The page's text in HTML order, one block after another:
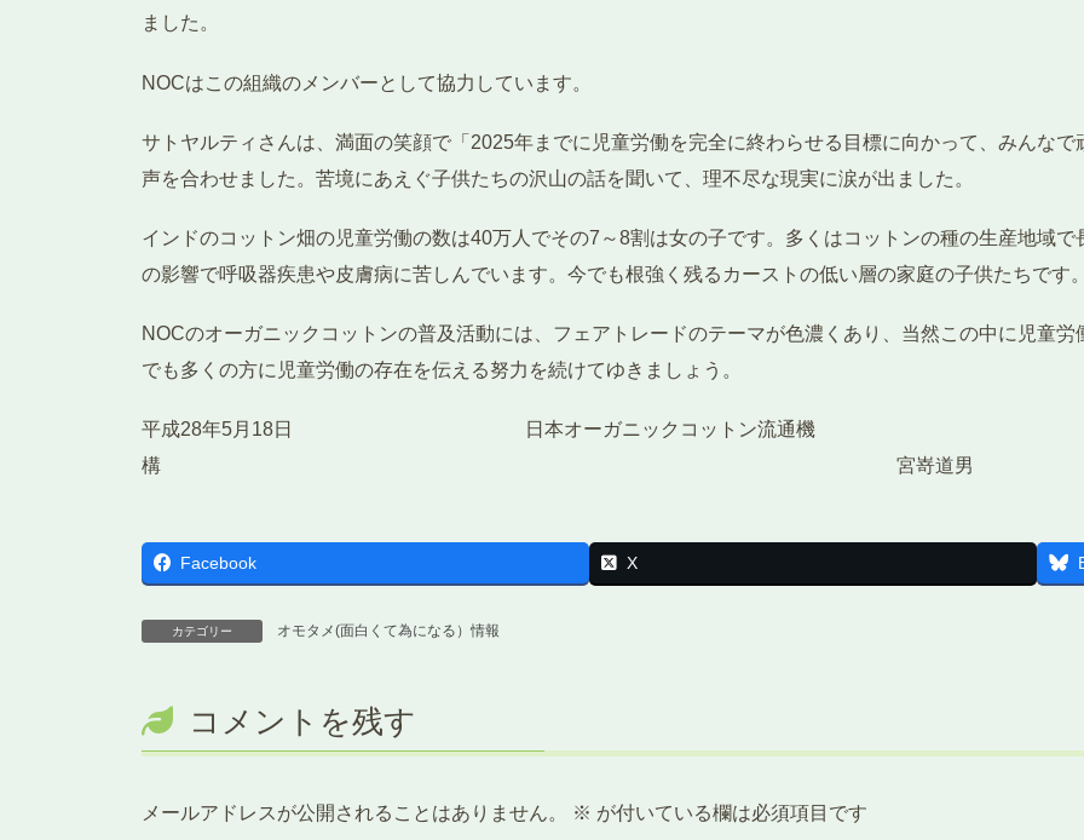
ました。
NOCはこの組織のメンバーとして協力しています。
サトヤルティさんは、満面の笑顔で「2025年までに児童労働を完全に終わらせる目標に向かって、みんな
声を合わせました。苦境にあえぐ子供たちの沢山の話を聞いて、理不尽な現実に涙が出ました。
インドのコットン畑の児童労働の数は40万人でその7～8割は女の子です。多くはコットンの種の生産地域
の影響で呼吸器疾患や皮膚病に苦しんでいます。今でも根強く残るカーストの低い層の家庭の子供たちです。
NOCのオーガニックコットンの普及活動には、フェアトレードのテーマが色濃くあり、当然この中に児童
でも多くの方に児童労働の存在を伝える努力を続けてゆきましょう。
平成28年5月18日 日本オーガニックコットン流通機
構 宮嵜道男
Facebook X
カテゴリー オモタメ(面白くて為になる）情報
コメントを残す
メールアドレスが公開されることはありません。 ※ が付いている欄は必須項目です